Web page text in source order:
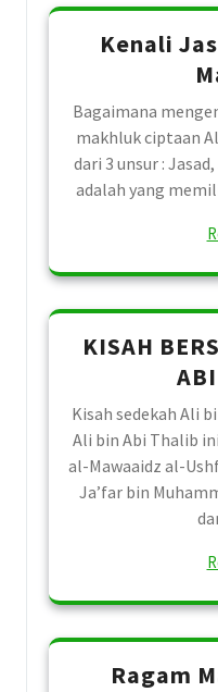
Kenali
Bagaimana
makhluk ciptaan
dari 3 unsur :
adalah yang
KISAH
Kisah sedekah Ali
Ali bin Abi Thalib
al-Mawaaidz al-
Ja’far bin
Ragam